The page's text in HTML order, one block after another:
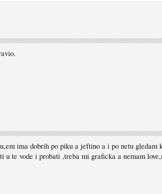
ima dobrih po piku a jeftino a i po netu
u te vode i probati ,treba mi graficka a nemam